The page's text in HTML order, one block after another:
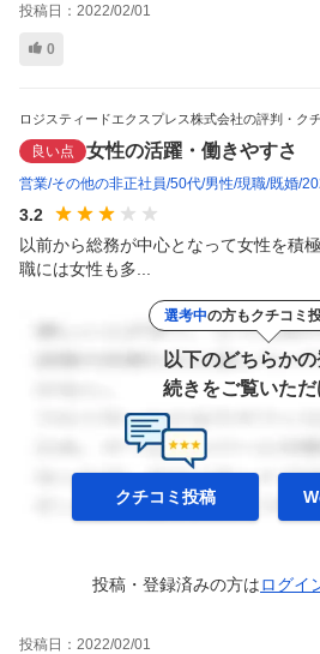
投稿日： 2022/02/01
0
ロジスティードエクスプレス株式会社の評判・ク
良い点 女性の活躍・働きやすさ
営業 その他の非正社員 50代 男性 現職 既婚
3.2
以前から総務が中心となって女性を積
職には女性も多...
選考中の方もクチコミ
以下のどちらか
続きをご覧いた
クチコミ投稿
投稿・登録済みの方はログイ
投稿日： 2022/02/01